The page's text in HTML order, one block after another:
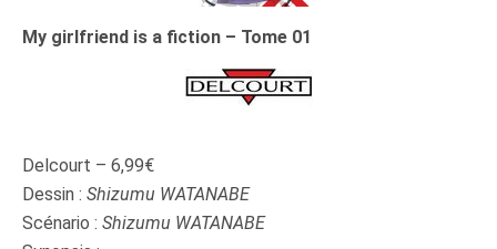
My girlfriend is a fiction – Tome 01
Delcourt – 6,99€
Dessin : Shizumu WATANABE
Scénario : Shizumu WATANABE